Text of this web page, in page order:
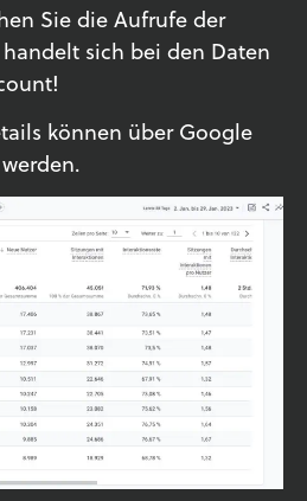
Sie die Aufrufe der
sich bei den Daten
können über Google